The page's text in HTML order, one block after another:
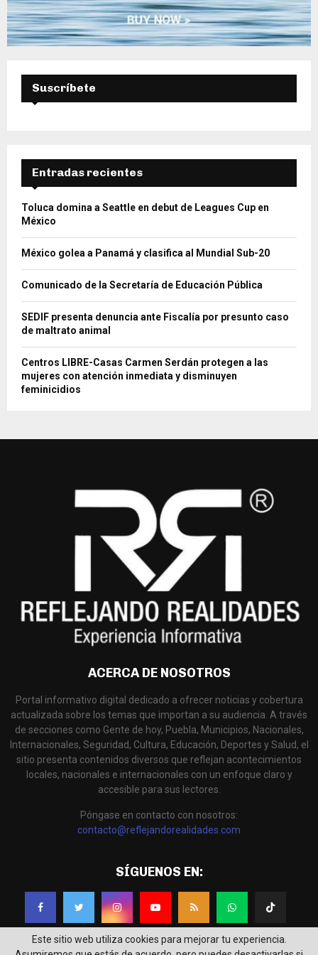
Suscríbete
Entradas recientes
Toluca domina a Seattle en debut de Leagues Cup en
México
México golea a Panamá y clasifica al Mundial Sub-20
Comunicado de la Secretaría de Educación Pública
SEDIF presenta denuncia ante Fiscalía por presunto caso
de maltrato animal
Centros LIBRE-Casas Carmen Serdán protegen a las
mujeres con atención inmediata y disminuyen
feminicidios
ACERCA DE NOSOTROS
Portal informativo digital dedicado a ofrecer noticias y cobertura
actualizada sobre los temas que importan a su audiencia. A través
de secciones como Gente de hoy, Puebla, Municipios, Nacionales,
Internacionales, Seguridad, Cultura, Educación, Deportes y Salud, el
sitio presenta contenidos diversos que reflejan acontecimientos
locales, nacionales e internacionales con un enfoque claro y
accesible para sus lectores.
Póngase en contacto con nosotros:
contacto@reflejandorealidades.com
SÍGUENOS EN:
Este sitio web utiliza cookies para mejorar tu experiencia.